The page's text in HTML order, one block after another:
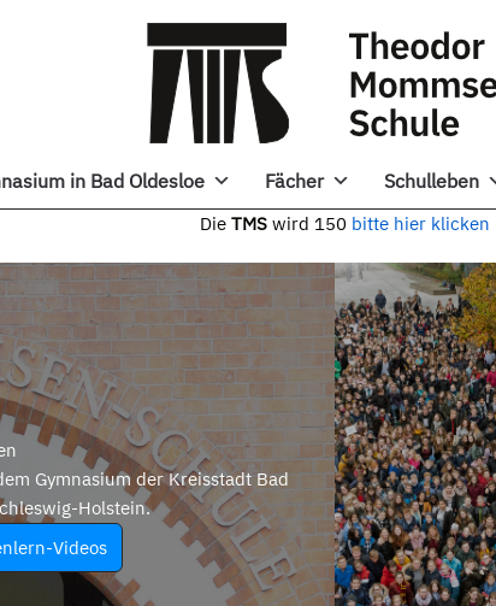
in Bad Oldesloe Fächer Schulleben
TMS wird 150 bitte hier klicken
Gymnasium der Kreisstadt Bad
Holstein.
Videos